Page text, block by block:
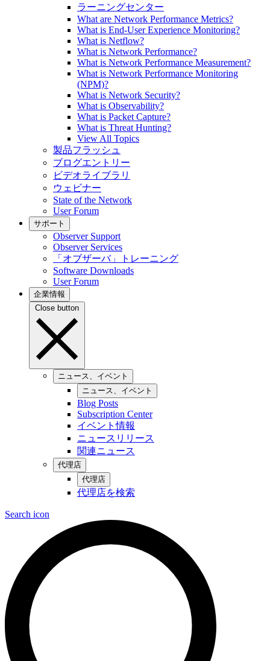
ラーニングセンター
What are Network Performance Metrics?
What is End-User Experience Monitoring?
What is Netflow?
What is Network Performance?
What is Network Performance Measurement?
What is Network Performance Monitoring
(NPM)?
What is Network Security?
What is Observability?
What is Packet Capture?
What is Threat Hunting?
View All Topics
製品フラッシュ
ブログエントリー
ビデオライブラリ
ウェビナー
State of the Network
User Forum
サポート
Observer Support
Observer Services
「オブザーバ」トレーニング
Software Downloads
User Forum
企業情報
Close button
ニュース、イベント
ニュース、イベント
Blog Posts
Subscription Center
イベント情報
ニュースリリース
関連ニュース
代理店
代理店
代理店を検索
Search icon